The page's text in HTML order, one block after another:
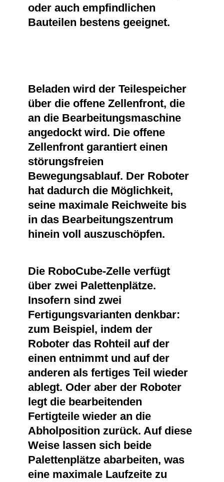
oder auch empfindlichen
Bauteilen bestens geeignet.
Beladen wird der Teilespeicher
über die offene Zellenfront, die
an die Bearbeitungsmaschine
angedockt wird. Die offene
Zellenfront garantiert einen
störungsfreien
Bewegungsablauf. Der Roboter
hat dadurch die Möglichkeit,
seine maximale Reichweite bis
in das Bearbeitungszentrum
hinein voll auszuschöpfen.
Die RoboCube-Zelle verfügt
über zwei Palettenplätze.
Insofern sind zwei
Fertigungsvarianten denkbar:
zum Beispiel, indem der
Roboter das Rohteil auf der
einen entnimmt und auf der
anderen als fertiges Teil wieder
ablegt. Oder aber der Roboter
legt die bearbeitenden
Fertigteile wieder an die
Abholposition zurück. Auf diese
Weise lassen sich beide
Palettenplätze abarbeiten, was
eine maximale Laufzeite zu